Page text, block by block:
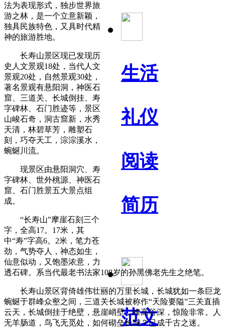
生活
礼仪
阅读
简历
范文
法为表现形式，独步世界旅
游之林，是一个立意新颖，
独具民族特色，又具时代精
神的旅游胜地。
长寿山景区现已发现历
史人文景观18处，当代人文
景观20处，自然景观30处，
著名景观有悬阳洞，神医石
窟、三道关、长城倒挂、寿
字碑林、石门胜迹等，景区
山峻石奇，洞古窟新，水秀
天清，林碧草芳，雕塑石
刻，巧夺天工，淙淙溪水，
蜿蜒川流。
现景区由悬阳洞穴、寿
字碑林、世外桃源、神医石
窟、石门胜景五大景点组
成。
“长寿山”摩崖石刻三个
字，全高17。17米，其
中“寿”字高6。2米，笔力苍
劲，气势夺人，神态如生，
仙意似动，又饱墨浓意，力
透石碑。系当代最老书法家108岁的孙黑佛老先生之绝笔。
长寿山景区背倚雄伟壮丽的万里长城，长城犹如一条巨龙
蜿蜒于群峰众壑之间，三道关长城被称作“天险要隘”三关直插
云天，长城倒挂于绝壁，悬崖峭壁，峰高谷深，惊险非常。人
无羊肠道，鸟飞无觅处，如何砌垒长城？已成千古之迷。